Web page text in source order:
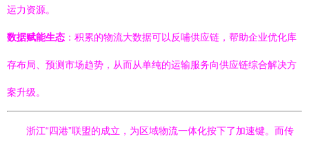
运力资源。
数据赋能生态 ：积累的物流大数据可以反哺供应链，帮助企业优化库
存布局、预测市场趋势，从而从单纯的运输服务向供应链综合解决方
案升级。
浙江“四港”联盟的成立，为区域物流一体化按下了加速键。而传